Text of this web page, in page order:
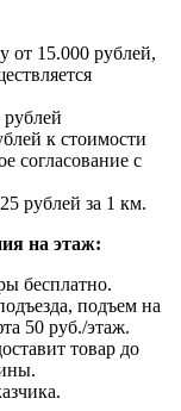
от 15.000 рублей,
к стоимости
согласование с
рублей за 1 км.
на этаж:
бесплатно.
подъем на
50 руб./этаж.
товар до